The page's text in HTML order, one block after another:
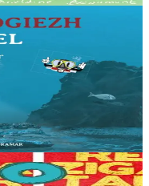
ha penaos e treseont an
Zi-24 ! Ar mor, mirdi